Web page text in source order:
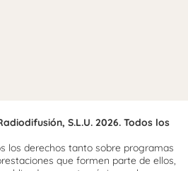
S.L.U. 2026. Todos los
los derechos tanto sobre programas
que formen parte de ellos,